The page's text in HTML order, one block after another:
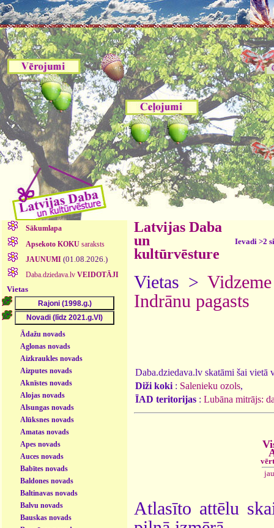
Sākumlapa
Apsekoto KOKUsaraksts
JAUNUMI (01.08.2026.)
Daba.dziedava.lv VEIDOTĀJI
Vietas
Ādažu novads
Aglonas novads
Aizkraukles novads
Aizputes novads
Aknīstes novads
Alojas novads
Alsungas novads
Alūksnes novads
Amatas novads
Apes novads
Auces novads
Babītes novads
Baldones novads
Baltinavas novads
Balvu novads
Bauskas novads
Latvijas Daba
un
kultūrvēsture
Ievadi >2
Vietas > Vidzeme
Indrānu pagasts
Daba.dziedava.lv skatāmi šai vietā
Diži koki : Salenieku ozols,
ĪAD teritorijas : Lubāna mitrājs:
Atlasīto attēlu